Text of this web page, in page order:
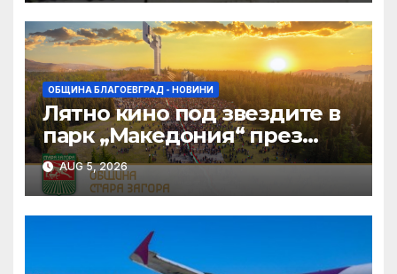
ОБЩИНА БЛАГОЕВГРАД - НОВИНИ
Лятно кино под звездите в
парк „Македония“ през
август в Благоевград
AUG 5, 2026